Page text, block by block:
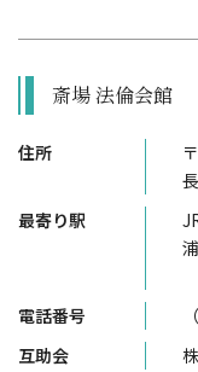
斎場 法倫会館
住所
最寄り駅
電話番号
互助会